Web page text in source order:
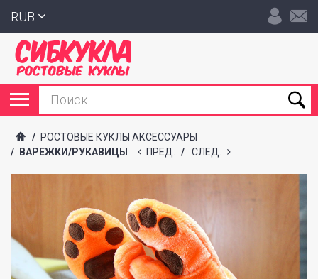
RUB
/ РОСТОВЫЕ КУКЛЫ АКСЕССУАРЫ
/
ВАРЕЖКИ/РУКАВИЦЫ ПРЕД. / СЛЕД.